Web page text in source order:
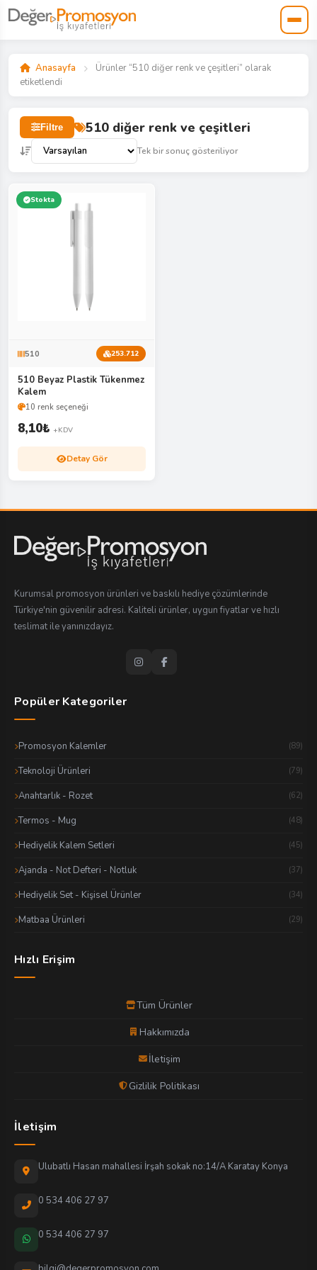
Anasayfa
Ürünler “510 diğer renk ve çeşitleri” olarak
etiketlendi
Filtre 510 diğer renk ve çeşitleri
Tek bir sonuç gösteriliyor
Stokta
510 253.712
510 Beyaz Plastik Tükenmez
Kalem
10 renk seçeneği
8,10₺ +KDV
Detay Gör
Kurumsal promosyon ürünleri ve baskılı hediye çözümlerinde
Türkiye'nin güvenilir adresi. Kaliteli ürünler, uygun fiyatlar ve hızlı
teslimat ile yanınızdayız.
Popüler Kategoriler
Promosyon Kalemler (89)
Teknoloji Ürünleri (79)
Anahtarlık - Rozet (62)
Termos - Mug (48)
Hediyelik Kalem Setleri (45)
Ajanda - Not Defteri - Notluk (37)
Hediyelik Set - Kişisel Ürünler (34)
Matbaa Ürünleri (29)
Hızlı Erişim
Tüm Ürünler
Hakkımızda
İletişim
Gizlilik Politikası
İletişim
Ulubatlı Hasan mahallesi İrşah sokak no:14/A Karatay Konya
0 534 406 27 97
0 534 406 27 97